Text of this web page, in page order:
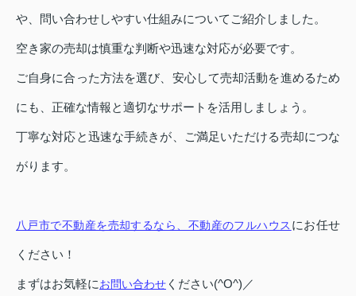
や、問い合わせしやすい仕組みについてご紹介しました。
空き家の売却は慎重な判断や迅速な対応が必要です。
ご自身に合った方法を選び、安心して売却活動を進めるため
にも、正確な情報と適切なサポートを活用しましょう。
丁寧な対応と迅速な手続きが、ご満足いただける売却につな
がります。
八戸市で不動産を売却するなら、不動産のフルハウス にお任せ
ください！
まずはお気軽にお問い合わせ ください(^O^)／